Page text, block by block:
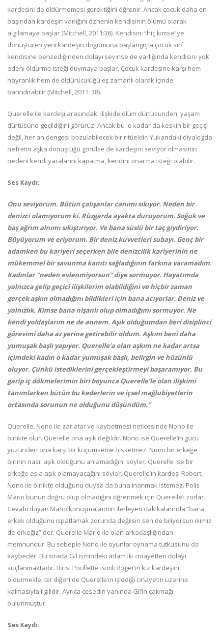
kardeşini de öldürmemesi gerektiğini öğrenir. Ancak çocuk daha en
başından kardeşin varlığını öznenin kendisinin ölümü olarak
algılamaya başlar (Mitchell, 2011:36). Kendisini “hiç kimse”ye
dönüştüren yeni kardeşin doğumuna başlangıçta çocuk sırf
kendisine benzediğinden dolayı sevinse de varlığında kendisini yok
edeni öldürme isteği duymaya başlar. Çocuk kardeşine karşı hem
hayranlık hem de öldürücülüğü eş zamanlı olarak içinde
barındırabilir (Mitchell, 2011: 38).
Querelle ile kardeşi arasındaki ilişkide ölüm dürtüsünden, yaşam
dürtüsüne geçildiğini görürüz. Ancak bu o kadar da keskin bir geçiş
değil, her an dengesi bozulabilecek bir ritüeldir. Yukarıdaki diyalogda
nefretin aşka dönüştüğü görülse de kardeşini seviyor olmasının
nedeni kendi yaralarını kapatma, kendini onarma isteği olabilir.
Ses Kaydı:
Onu seviyorum. Bütün çalışanlar canımı sıkıyor. Neden bir
denizci olamıyorum ki. Rüzgarda ayakta duruyorum. Soğuk ve
baş ağrım alnımı sıkıştırıyor. Ve bana süslü bir taç giydiriyor.
Büyüyorum ve eriyorum. Bir deniz kuvvetleri subayı. Genç bir
adamken bu kariyeri seçerken bile denizcilik kariyerinin ne
mükemmel bir savunma kanıtı sağladığının farkına varamadım.
Kadınlar “neden evlenmiyorsun” diye sormuyor. Hayatımda
yalnızca gelip geçici ilişkilerim olabildiğini ve hiçbir zaman
gerçek aşkın olmadığını bildikleri için bana acıyorlar. Deniz ve
yalnızlık. Kimse bana nişanlı olup olmadığımı sormuyor. Ne
kendi yoldaşlarım ne de annem. Aşık olduğumdan beri disiplinci
görevimi daha az yerine getirebilir oldum. Aşkım beni daha
yumuşak başlı yapıyor. Querelle’a olan aşkım ne kadar artsa
içimdeki kadın o kadar yumuşak başlı, belirgin ve hüzünlü
oluyor. Çünkü istediklerini gerçekleştirmeyi başaramıyor. Bu
garip iç dökmelerimin biri boyunca Querelle’le olan ilişkimi
tanımlarken bütün bu kederlerin ve içsel mağlubiyetlerin
ortasında sorunun ne olduğunu düşündüm.”
Querelle, Nono ile zar atar ve kaybetmesi neticesinde Nono ile
birlikte olur. Querelle ona aşık değildir. Nono ise Querelle’in gücü
yüzünden ona karşı bir küçümseme hissetmez. Nono bir erkeğe
birinin nasıl aşık olduğunu anlamadığını söyler. Querelle ise bir
erkeğe asla aşık olamayacağını söyler. Querelle’ın kardeşi Robert,
Nono ile birlikte olduğunu duysa da buna inanmak istemez. Polis
Mario bunun doğru olup olmadığını öğrenmek için Querelle’ı zorlar.
Cevabı duyan Mario konuşmalarının ilerleyen dakikalarında “bana
erkek olduğunu ispatlamak zorunda değilsin sen de biliyorsun ikimiz
de erkeğiz” der. Querelle Mario ile olan arkadaşlığından
memnundur. Bu sebeple Nono ile oyunlar oynama tutkusunu da
kaybeder. Bu sırada Gil ismindeki adam iki cinayetten dolayı
suçlanmaktadır. Birisi Poullette isimli Roger’ın kız kardeşini
öldürmekle, bir diğeri de Querelle’ın işlediği cinayetin üzerine
kalmasıyla ilgilidir. Ayrıca cesedin yanında Gil’in çakmağı
bulunmuştur.
Ses Kaydı: